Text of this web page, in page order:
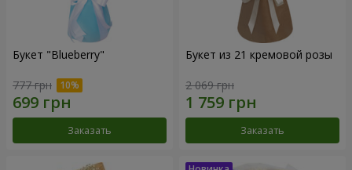
Букет "Blueberry"
777 грн
Заказать
Букет из 21 кремовой розы
2 069 грн
Заказать